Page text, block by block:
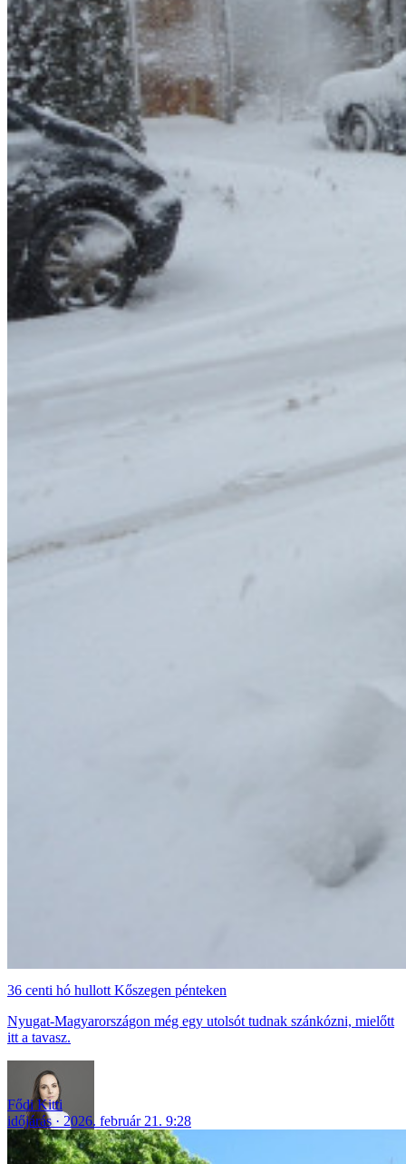
36 centi hó hullott Kőszegen pénteken
Nyugat-Magyarországon még egy utolsót tudnak szánkózni, mielőtt
itt a tavasz.
Fődi Kitti
időjárás
2026. február 21. 9:28